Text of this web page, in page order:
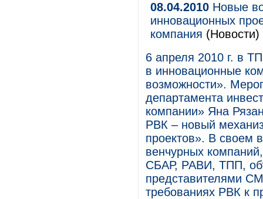
08.04.2010 Новые
инновационных
компания (Новости)
6 апреля 2010 г. в
в инновационные
возможности».
департамента
компании» Яна
РВК – новый
проектов». В своем
венчурных
СБАР, РАВИ, ТПП,
представителями
требованиях РВК к